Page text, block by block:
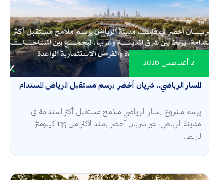
المسار الرياضي.. شريان أخضر يرسم مستقبل الرياض المستدام
2 أغسطس 2026
يرسم مشروع المسار الرياضي ملامح مستقبل أكثر استدامة في
مدينة الرياض، عبر شريان أخضر يمتد لأكثر من 135 كيلومترًا
ليربط...